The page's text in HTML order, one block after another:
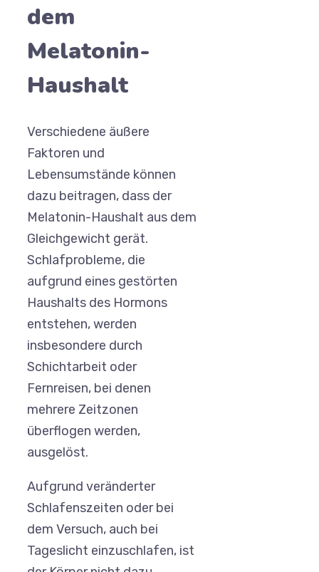
dem
Melatonin-
Haushalt
Verschiedene äußere
Faktoren und
Lebensumstände können
dazu beitragen, dass der
Melatonin-Haushalt aus dem
Gleichgewicht gerät.
Schlafprobleme, die
aufgrund eines gestörten
Haushalts des Hormons
entstehen, werden
insbesondere durch
Schichtarbeit oder
Fernreisen, bei denen
mehrere Zeitzonen
überflogen werden,
ausgelöst.
Aufgrund veränderter
Schlafenszeiten oder bei
dem Versuch, auch bei
Tageslicht einzuschlafen, ist